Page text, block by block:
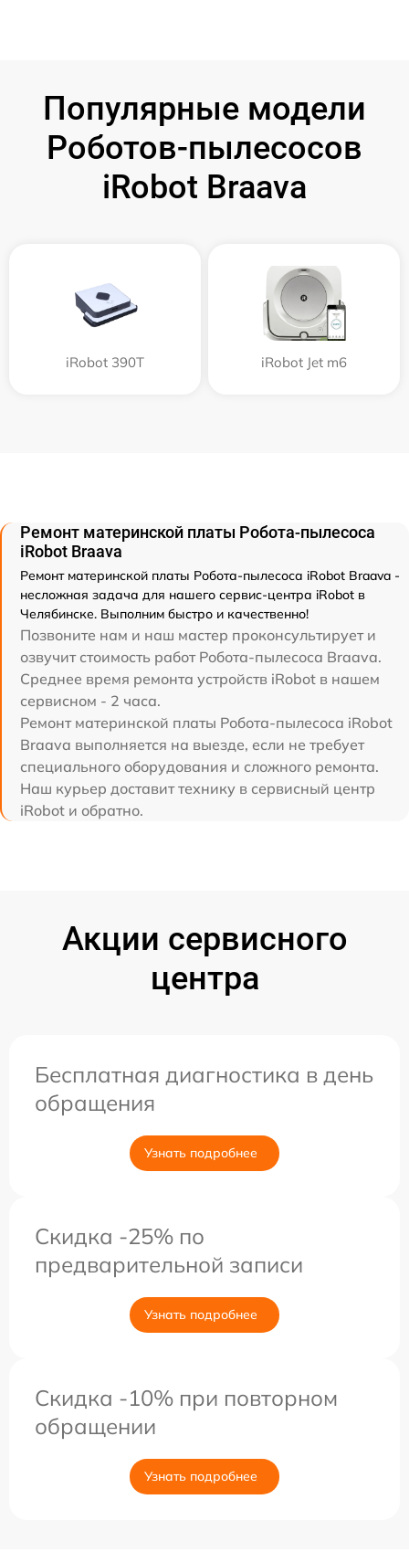
Популярные модели
Роботов-пылесосов
iRobot Braava
iRobot 390T iRobot Jet m6
Ремонт материнской платы Робота-пылесоса
iRobot Braava
Ремонт материнской платы Робота-пылесоса iRobot Braava -
несложная задача для нашего сервис-центра iRobot в
Челябинске. Выполним быстро и качественно!
Позвоните нам и наш мастер проконсультирует и
озвучит стоимость работ Робота-пылесоса Braava.
Среднее время ремонта устройств iRobot в нашем
сервисном - 2 часа.
Ремонт материнской платы Робота-пылесоса iRobot
Braava выполняется на выезде, если не требует
специального оборудования и сложного ремонта.
Наш курьер доставит технику в сервисный центр
iRobot и обратно.
Акции сервисного
центра
Бесплатная диагностика в день
обращения
Узнать подробнее
Скидка -25% по
предварительной записи
Узнать подробнее
Скидка -10% при повторном
обращении
Узнать подробнее